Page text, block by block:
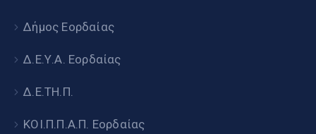
Δήμος Εορδαίας
Δ.Ε.Υ.Α. Εορδαίας
Δ.Ε.ΤΗ.Π.
ΚΟΙ.Π.Π.Α.Π. Εορδαίας